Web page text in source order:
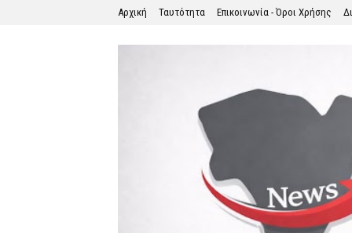
Αρχική Ταυτότητα Επικοινωνία - Όροι Χρήσης